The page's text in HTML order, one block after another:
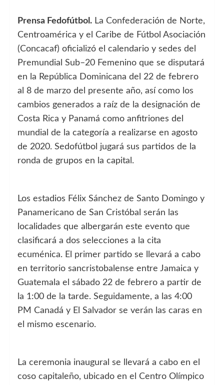
Prensa Fedofútbol. La Confederación de Norte,
Centroamérica y el Caribe de Fútbol Asociación
(Concacaf) oficializó el calendario y sedes del
Premundial Sub–20 Femenino que se disputará
en la República Dominicana del 22 de febrero
al 8 de marzo del presente año, así como los
cambios generados a raíz de la designación de
Costa Rica y Panamá como anfitriones del
mundial de la categoría a realizarse en agosto
de 2020. Sedofútbol jugará sus partidos de la
ronda de grupos en la capital.
Los estadios Félix Sánchez de Santo Domingo y
Panamericano de San Cristóbal serán las
localidades que albergarán este evento que
clasificará a dos selecciones a la cita
ecuménica. El primer partido se llevará a cabo
en territorio sancristobalense entre Jamaica y
Guatemala el sábado 22 de febrero a partir de
la 1:00 de la tarde. Seguidamente, a las 4:00
PM Canadá y El Salvador se verán las caras en
el mismo escenario.
La ceremonia inaugural se llevará a cabo en el
coso capitaleño, ubicado en el Centro Olímpico